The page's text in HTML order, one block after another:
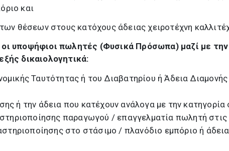
και
θέσεων στους κατόχους άδειας χειροτέχνη
υποψήφιοι πωλητές (Φυσικά Πρόσωπα) μαζί με την
δικαιολογητικά:
Ταυτότητας ή του Διαβατηρίου ή Άδεια
ή την άδεια που κατέχουν ανάλογα με την κατηγορία
παραγωγού / επαγγελματία πωλητή στις
στο στάσιμο / πλανόδιο εμπόριο ή άδεια